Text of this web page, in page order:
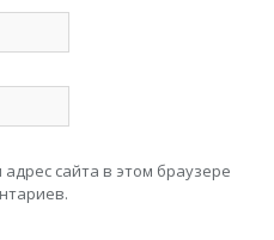
сайта в этом браузере